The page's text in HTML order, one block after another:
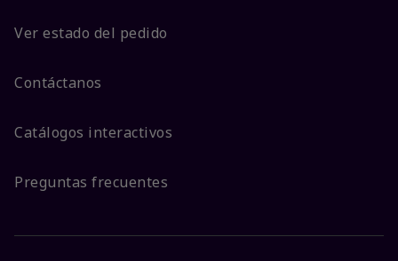
Ver estado del pedido
Contáctanos
Catálogos interactivos
Preguntas frecuentes